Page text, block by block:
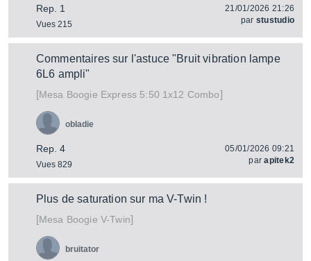
Rep. 1
Vues 215
21/01/2026 21:26
par stustudio
Commentaires sur l'astuce "Bruit vibration lampe
6L6 ampli"
[Mesa Boogie Express 5:50 1x12 Combo]
Rep. 4
Vues 829
obladie
05/01/2026 09:21
parapitek2
Plus de saturation sur ma V-Twin !
[Mesa Boogie V-Twin]
bruitator